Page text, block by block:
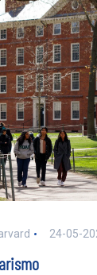
24-05-